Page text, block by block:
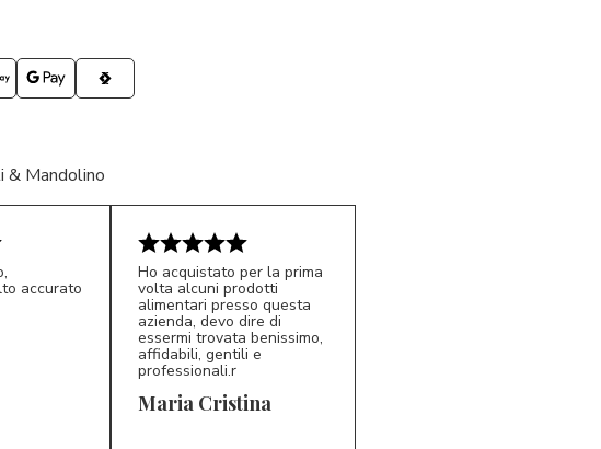
& Mandolino
accurato
MC 5/5
Ho acquistato per la prima
volta alcuni prodotti
alimentari presso questa
azienda, devo dire di
essermi trovata benissimo,
affidabili, gentili e
professionali.r
Maria Cristina